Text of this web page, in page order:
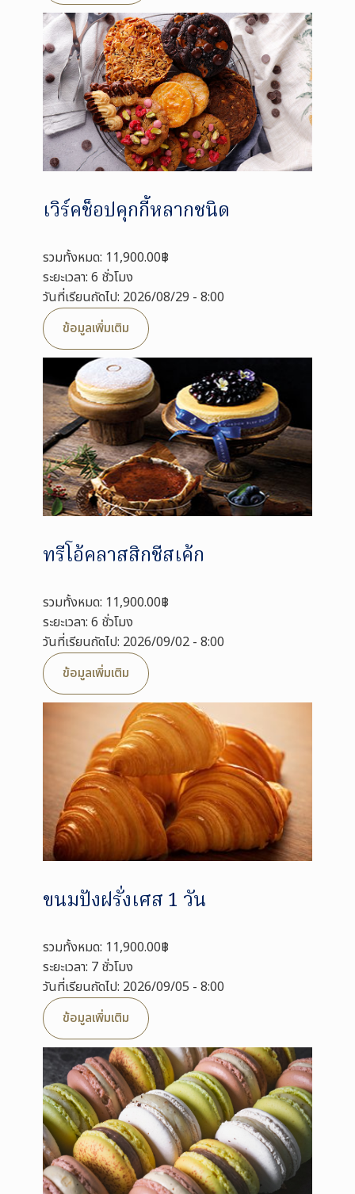
เวิร์คช็อปคุกกี้หลากชนิด
รวมทั้งหมด: 11,900.00฿
ระยะเวลา: 6 ชั่วโมง
วันที่เรียนถัดไป: 2026/08/29 - 8:00
ข้อมูลเพิ่มเติม
ทรีโอ้คลาสสิกชีสเค้ก
รวมทั้งหมด: 11,900.00฿
ระยะเวลา: 6 ชั่วโมง
วันที่เรียนถัดไป: 2026/09/02 - 8:00
ข้อมูลเพิ่มเติม
ขนมปังฝรั่งเศส 1 วัน
รวมทั้งหมด: 11,900.00฿
ระยะเวลา: 7 ชั่วโมง
วันที่เรียนถัดไป: 2026/09/05 - 8:00
ข้อมูลเพิ่มเติม